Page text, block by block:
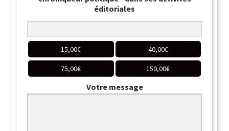
éditoriales
15,00€ 40,00€
75,00€ 150,00€
Votre message